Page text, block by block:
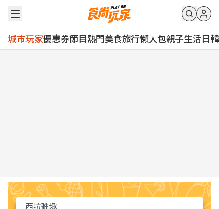
城市玩家優惠券節目熱門美食旅行懶人包親子生活日韓